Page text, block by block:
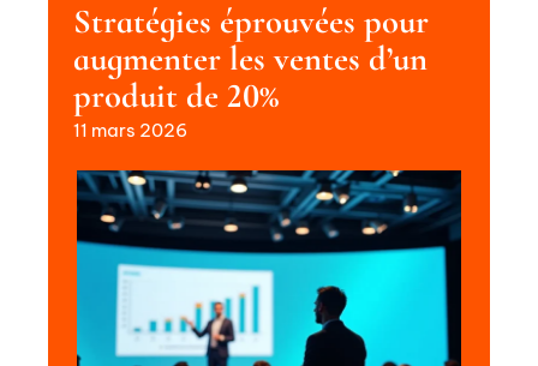
Stratégies éprouvées pour
augmenter les ventes d’un
produit de 20%
11 mars 2026